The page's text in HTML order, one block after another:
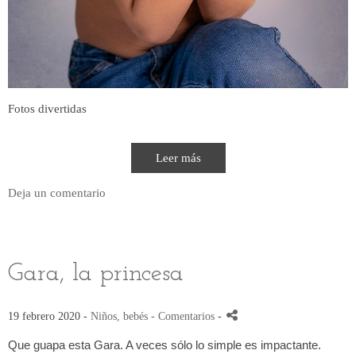
Fotos divertidas
Leer más
Deja un comentario
Gara, la princesa
19 febrero 2020 - Niños, bebés - Comentarios -
Que guapa esta Gara. A veces sólo lo simple es impactante.